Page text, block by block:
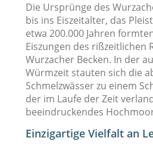
Die Ursprünge des
bis ins Eiszeitalter, das
etwa 200.000 Jahren
Eiszungen des rißzeitlichen
Wurzacher Becken. In der
Würmzeit stauten sich die
Schmelzwässer zu einem
der im Laufe der Zeit
beeindruckendes
Einzigartige Vielfalt an